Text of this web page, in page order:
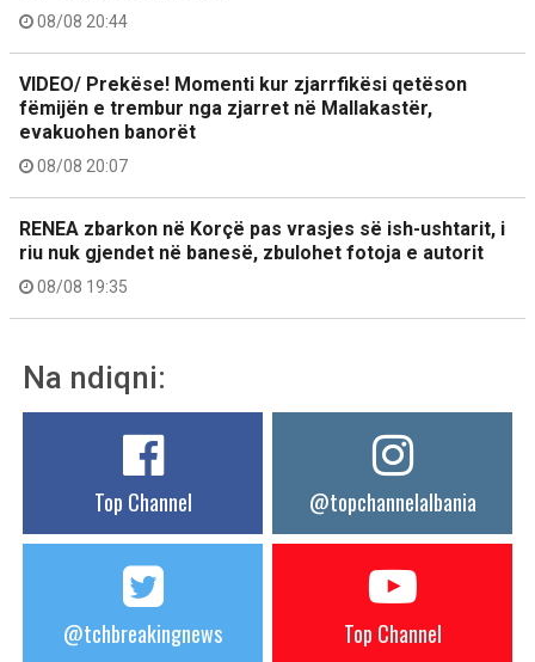
08/08 20:44
VIDEO/ Prekëse! Momenti kur zjarrfikësi qetëson
fëmijën e trembur nga zjarret në Mallakastër,
evakuohen banorët
08/08 20:07
RENEA zbarkon në Korçë pas vrasjes së ish-ushtarit, i
riu nuk gjendet në banesë, zbulohet fotoja e autorit
08/08 19:35
Na ndiqni:
Top Channel @topchannelalbania
@tchbreakingnews Top Channel